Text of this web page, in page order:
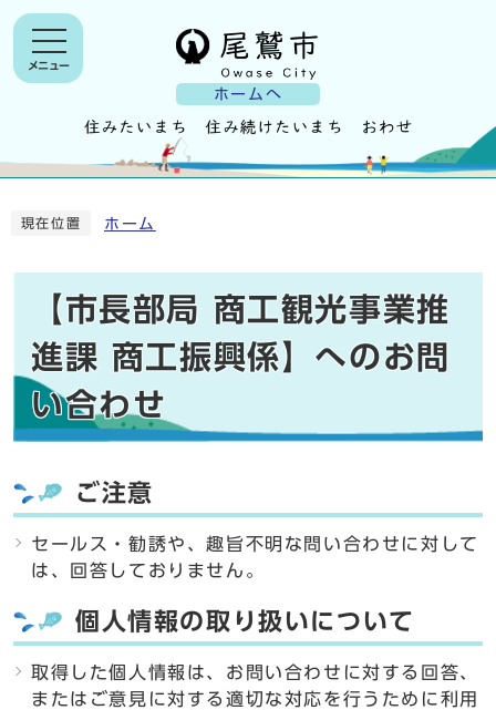
ホームへ
メニュー
現在位置 ホーム
【市長部局 商工観光事業推
進課 商工振興係】へのお問
い合わせ
ご注意
セールス・勧誘や、趣旨不明な問い合わせに対して
は、回答しておりません。
個人情報の取り扱いについて
取得した個人情報は、お問い合わせに対する回答、
またはご意見に対する適切な対応を行うために利用